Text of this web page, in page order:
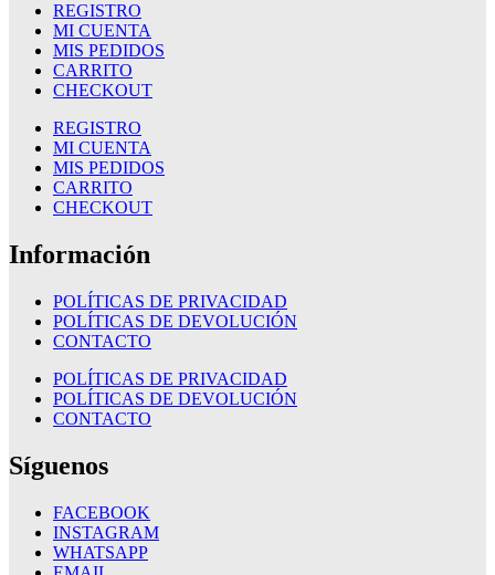
REGISTRO
MI CUENTA
MIS PEDIDOS
CARRITO
CHECKOUT
REGISTRO
MI CUENTA
MIS PEDIDOS
CARRITO
CHECKOUT
Información
POLÍTICAS DE PRIVACIDAD
POLÍTICAS DE DEVOLUCIÓN
CONTACTO
POLÍTICAS DE PRIVACIDAD
POLÍTICAS DE DEVOLUCIÓN
CONTACTO
Síguenos
FACEBOOK
INSTAGRAM
WHATSAPP